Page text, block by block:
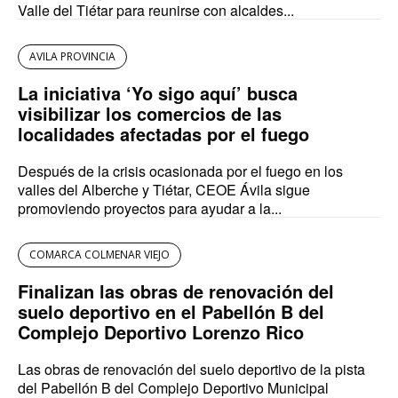
Valle del Tiétar para reunirse con alcaldes...
AVILA PROVINCIA
La iniciativa ‘Yo sigo aquí’ busca
visibilizar los comercios de las
localidades afectadas por el fuego
Después de la crisis ocasionada por el fuego en los
valles del Alberche y Tiétar, CEOE Ávila sigue
promoviendo proyectos para ayudar a la...
COMARCA COLMENAR VIEJO
Finalizan las obras de renovación del
suelo deportivo en el Pabellón B del
Complejo Deportivo Lorenzo Rico
Las obras de renovación del suelo deportivo de la pista
del Pabellón B del Complejo Deportivo Municipal